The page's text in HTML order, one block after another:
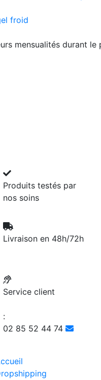
froid
mensualités durant le
Produits testés par
nos soins
Livraison en 48h/72h
Service client
:
02 85 52 44 74